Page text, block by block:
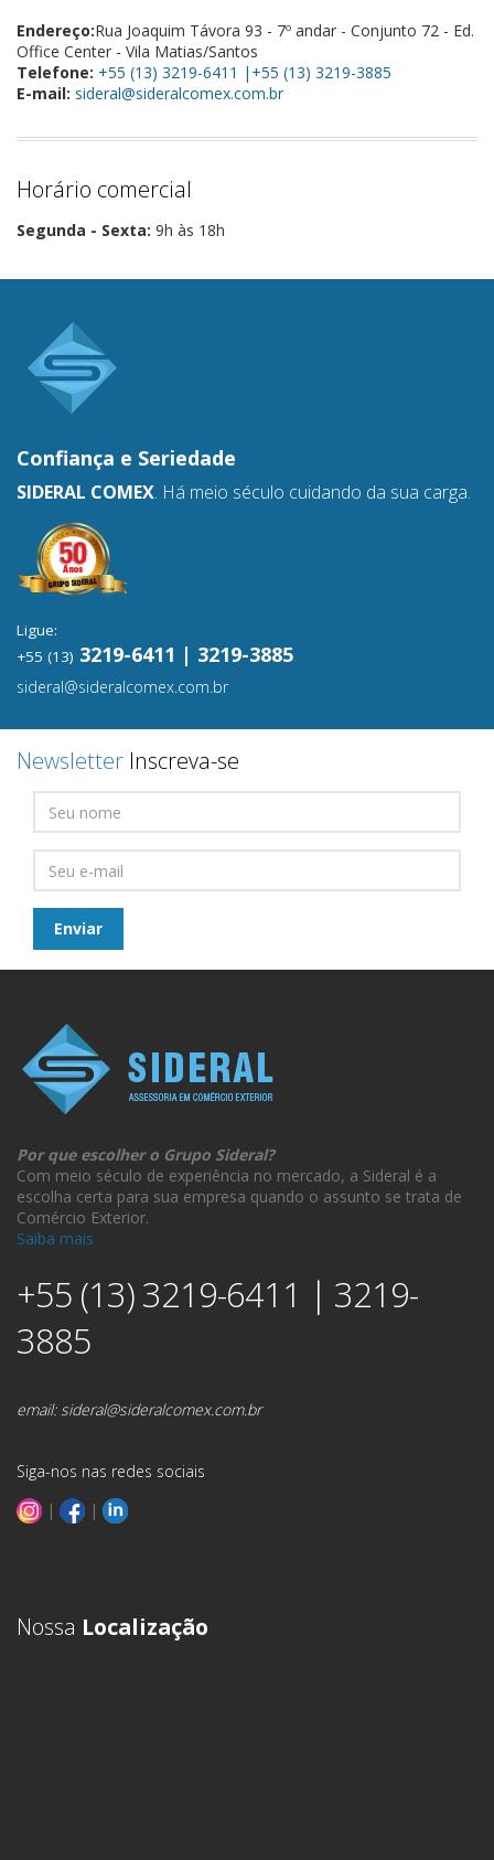
Endereço:Rua Joaquim Távora 93 - 7º andar - Conjunto 72 - Ed.
Office Center - Vila Matias/Santos
Telefone: +55 (13) 3219-6411 |+55 (13) 3219-3885
E-mail: sideral@sideralcomex.com.br
Horário comercial
Segunda - Sexta: 9h às 18h
Confiança e Seriedade
SIDERAL COMEX. Há meio século cuidando da sua carga.
Ligue:
+55 (13) 3219-6411 | 3219-3885
sideral@sideralcomex.com.br
Newsletter Inscreva-se
Por que escolher o Grupo Sideral?
Com meio século de experiência no mercado, a Sideral é a
escolha certa para sua empresa quando o assunto se trata de
Comércio Exterior.
Saiba mais
+55 (13) 3219-6411 | 3219-
3885
email:sideral@sideralcomex.com.br
Siga-nos nas redes sociais
|
|
Nossa Localização